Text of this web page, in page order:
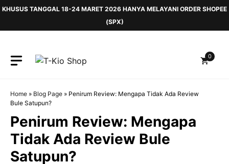
Skip
content
KHUSUS TANGGAL 18-24 MARET 2026 HANYA MELAYANI ORDER SHOPEE
(SPX)
0
Home » Blog Page » Penirum Review: Mengapa Tidak Ada Review
Bule Satupun?
Penirum Review: Mengapa
Tidak Ada Review Bule
Satupun?